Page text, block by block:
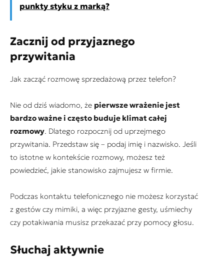
punkty styku z marką?
Zacznij od przyjaznego
przywitania
Jak zacząć rozmowę sprzedażową przez telefon?
Nie od dziś wiadomo, że pierwsze wrażenie jest
bardzo ważne i często buduje klimat całej
rozmowy. Dlatego rozpocznij od uprzejmego
przywitania. Przedstaw się – podaj imię i nazwisko. Jeśli
to istotne w kontekście rozmowy, możesz też
powiedzieć, jakie stanowisko zajmujesz w firmie.
Podczas kontaktu telefonicznego nie możesz korzystać
z gestów czy mimiki, a więc przyjazne gesty, uśmiechy
czy potakiwania musisz przekazać przy pomocy głosu.
Słuchaj aktywnie